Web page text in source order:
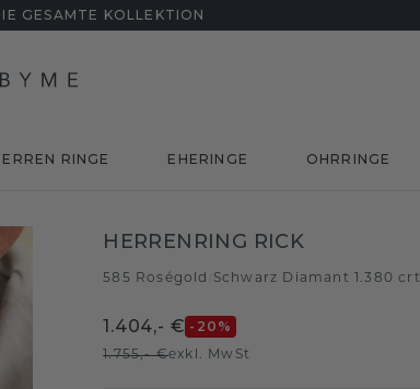
GESAMTE KOLLEKTION
RINGE EHERINGE OHRRINGE
HERRENRING RICK
585 Roségold Schwarz Diamant 1.380 crt
1.404,- € -20 %
1.755,- €exkl. MwSt